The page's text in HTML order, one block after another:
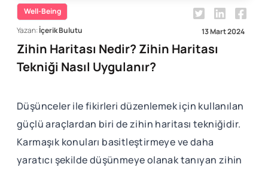
Well-Being
Yazan:İçerik Bulutu 13 Mart 2024
Zihin Haritası Nedir? Zihin Haritası
Tekniği Nasıl Uygulanır?
Düşünceler ile fikirleri düzenlemek için kullanılan
güçlü araçlardan biri de zihin haritası tekniğidir.
Karmaşık konuları basitleştirmeye ve daha
yaratıcı şekilde düşünmeye olanak tanıyan zihin